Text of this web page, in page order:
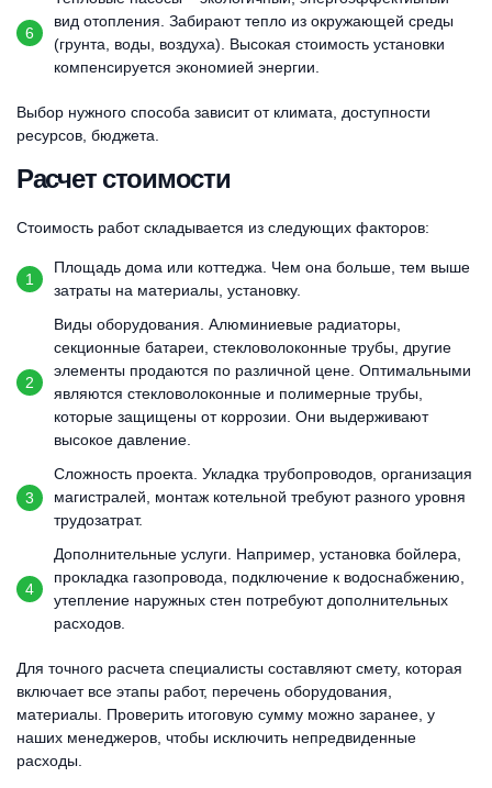
вид отопления. Забирают тепло из окружающей среды
(грунта, воды, воздуха). Высокая стоимость установки
компенсируется экономией энергии.
Выбор нужного способа зависит от климата, доступности
ресурсов, бюджета.
Расчет стоимости
Стоимость работ складывается из следующих факторов:
Площадь дома или коттеджа. Чем она больше, тем выше
затраты на материалы, установку.
Виды оборудования. Алюминиевые радиаторы,
секционные батареи, стекловолоконные трубы, другие
элементы продаются по различной цене. Оптимальными
являются стекловолоконные и полимерные трубы,
которые защищены от коррозии. Они выдерживают
высокое давление.
Сложность проекта. Укладка трубопроводов, организация
магистралей, монтаж котельной требуют разного уровня
трудозатрат.
Дополнительные услуги. Например, установка бойлера,
прокладка газопровода, подключение к водоснабжению,
утепление наружных стен потребуют дополнительных
расходов.
Для точного расчета специалисты составляют смету, которая
включает все этапы работ, перечень оборудования,
материалы. Проверить итоговую сумму можно заранее, у
наших менеджеров, чтобы исключить непредвиденные
расходы.